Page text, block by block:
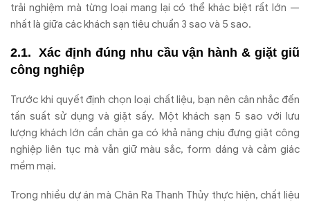
trải nghiệm mà từng loại mang lại có thể khác biệt rất lớn —
nhất là giữa các khách sạn tiêu chuẩn 3 sao và 5 sao.
Xác định đúng nhu cầu vận hành & giặt giũ
công nghiệp
Trước khi quyết định chọn loại chất liệu, bạn nên cân nhắc đến
tần suất sử dụng và giặt sấy. Một khách sạn 5 sao với lưu
lượng khách lớn cần chăn ga có khả năng chịu đựng giặt công
nghiệp liên tục mà vẫn giữ màu sắc, form dáng và cảm giác
mềm mại.
Trong nhiều dự án mà Chăn Ra Thanh Thủy thực hiện, chất liệu